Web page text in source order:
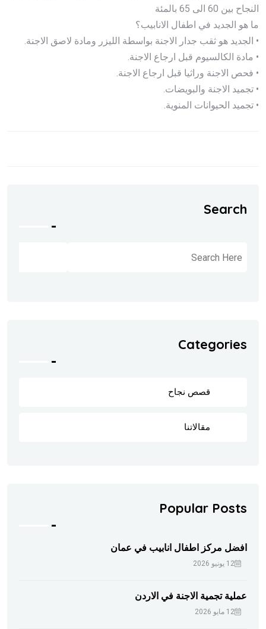
النجاح بين 60 الى 65 بالمئة
ما هو الجديد في اطفال الانابيب؟
• الجديد هو ثقب جدار الاجنة بواسطة الليزر ومادة لاصق الاجنة.
• مادة الكالسيوم قبل ارجاع الاجنة.
• فحص الاجنة وراثيا قبل ارجاع الاجنة.
• تجميد الاجنة والبويضات.
• تجميد الحيوانات المنوية.
Search
Categories
قصص نجاح
مقالاتنا
Popular Posts
افضل مركز اطفال انابيب في عمان
12 يونيو 2026
عملية تجمية الاجنة في الاردن
12 مايو 2026